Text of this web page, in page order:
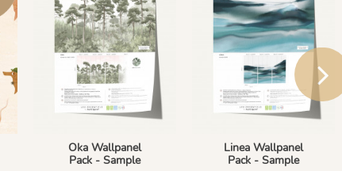
Oka Wallpanel
Pack - Sample
Linea Wallpanel
Pack - Sample